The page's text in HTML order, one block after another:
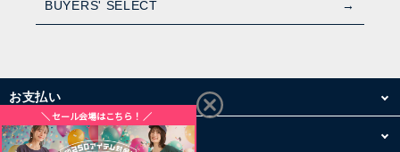
BUYERS' SELECT
お支払い
配送・送料